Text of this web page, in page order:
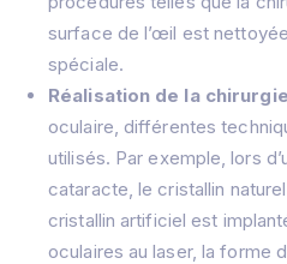
Maison
À propos de
Prof. MD, Rıfat Rasier
Traitements
Lasik Turquie – Lasik
Chirurgie FemtoLasik
Greffe de Cornée
Cataracte Chirurgie
Myopie Turquie
surface de l’œil est
spéciale.
Réalisation de la
oculaire, différentes
utilisés. Par exemple, lors
cataracte, le cristallin
cristallin artificiel est
oculaires au laser, la forme